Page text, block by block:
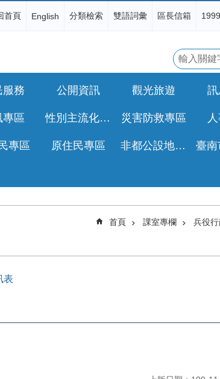
首頁 English 分類檢索 雙語詞彙 區長信箱
服務 公開資訊 觀光旅遊
專區 性別主流化專區 災害防救專區
專區 原住民專區 非都公設地移轉免徵土增稅專區
首頁 課室專欄 兵役
表